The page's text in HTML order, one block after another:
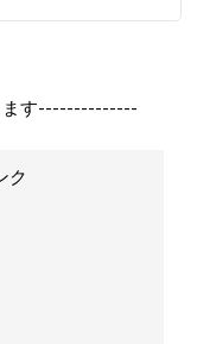
ます--------------
ク